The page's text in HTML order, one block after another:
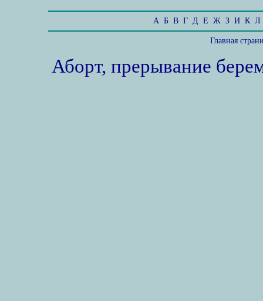
А Б В Г Д Е Ж З И К Л
Главная
Аборт, прерывание